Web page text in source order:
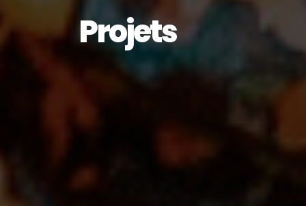
Projets